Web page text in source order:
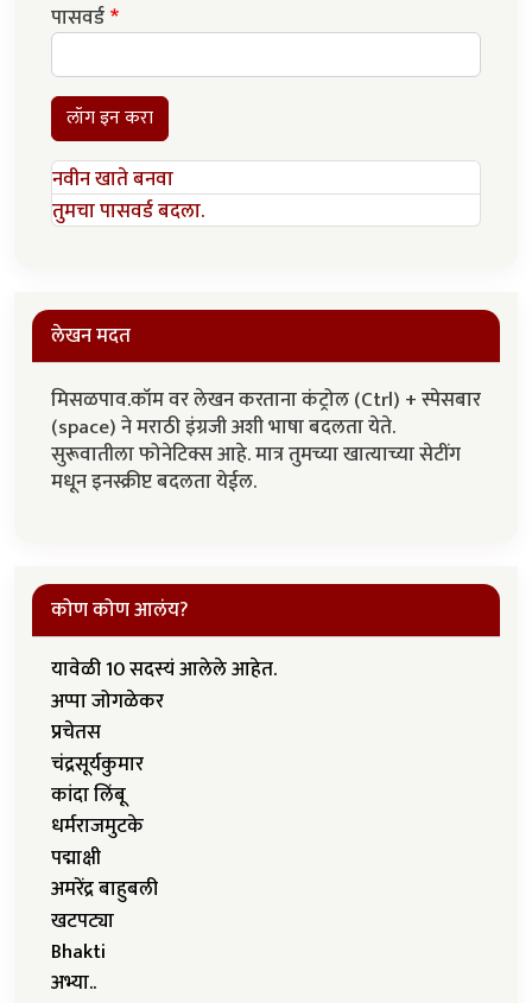
पासवर्ड
लॉग इन करा
नवीन खाते बनवा
तुमचा पासवर्ड बदला.
लेखन मदत
मिसळपाव.कॉम वर लेखन करताना कंट्रोल (Ctrl) + स्पेसबार
(space) ने मराठी इंग्रजी अशी भाषा बदलता येते.
सुरूवातीला फोनेटिक्स आहे. मात्र तुमच्या खात्याच्या सेटींग
मधून इनस्क्रीप्ट बदलता येईल.
कोण कोण आलंय?
यावेळी 10 सदस्यं आलेले आहेत.
अप्पा जोगळेकर
प्रचेतस
चंद्रसूर्यकुमार
कांदा लिंबू
धर्मराजमुटके
पद्माक्षी
अमरेंद्र बाहुबली
खटपट्या
Bhakti
अभ्या..